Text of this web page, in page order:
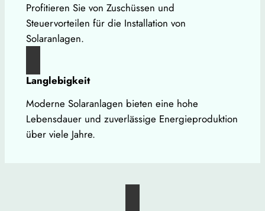
Profitieren Sie von Zuschüssen und
Steuervorteilen für die Installation von
Solaranlagen.
Langlebigkeit
Moderne Solaranlagen bieten eine hohe
Lebensdauer und zuverlässige Energieproduktion
über viele Jahre.